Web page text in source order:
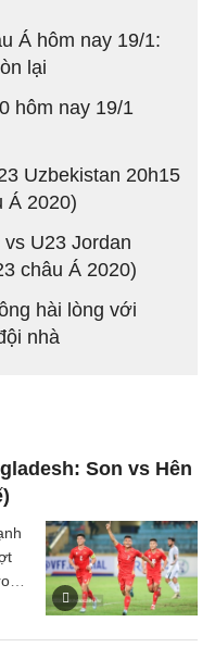
Á hôm nay 19/1:
lại
hôm nay 19/1
Uzbekistan 20h15
Á 2020)
U23 Jordan
châu Á 2020)
hài lòng với
nhà
Son vs Hên
3